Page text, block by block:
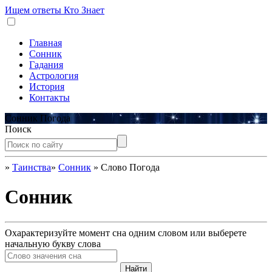
Ищем ответы Кто Знает
Главная
Сонник
Гадания
Астрология
История
Контакты
Сонник Погода
Поиск
» Таинства» Сонник » Слово Погода
Сонник
Охарактеризуйте момент сна одним словом или выберете
начальную букву слова